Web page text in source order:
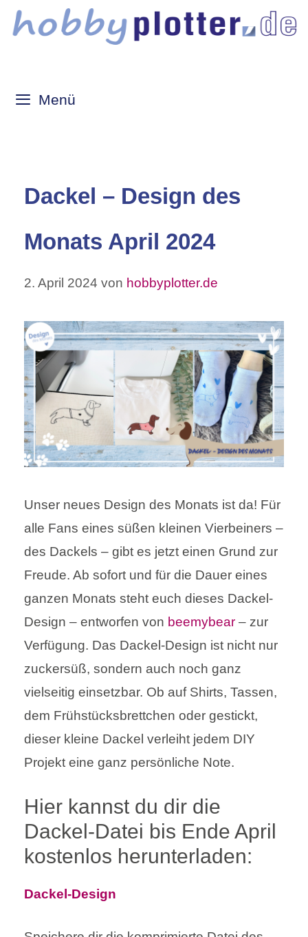
Zum
Inhalt
Menü
Dackel – Design des
Monats April 2024
2. April 2024 von hobbyplotter.de
Unser neues Design des Monats ist da! Für
alle Fans eines süßen kleinen Vierbeiners –
des Dackels – gibt es jetzt einen Grund zur
Freude. Ab sofort und für die Dauer eines
ganzen Monats steht euch dieses Dackel-
Design – entworfen von beemybear – zur
Verfügung. Das Dackel-Design ist nicht nur
zuckersüß, sondern auch noch ganz
vielseitig einsetzbar. Ob auf Shirts, Tassen,
dem Frühstücksbrettchen oder gestickt,
dieser kleine Dackel verleiht jedem DIY
Projekt eine ganz persönliche Note.
Hier kannst du dir die
Dackel-Datei bis Ende April
kostenlos herunterladen:
Dackel-Design